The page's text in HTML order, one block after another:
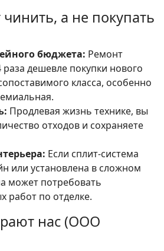
а не покупать
бюджета: Ремонт
раза дешевле покупки нового
класса, особенно
Продлевая жизнь технике, вы
отходов и сохраняете
Если сплит-система
или установлена в сложном
может потребовать
работ по отделке.
нас (ООО